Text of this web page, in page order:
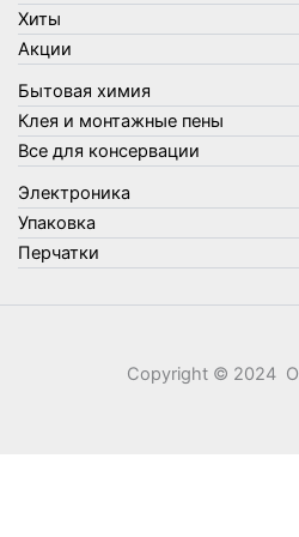
Утеплители и прочее
Фонари, лампы и удлинители
Хозяйственные товары
Швабры, стекломои, черенки
Шнуры, веревки и шпагаты
Электроника
Элементы питания
Хиты
Акции
Бытовая химия
Клея и монтажные пены
Все для консервации
Электроника
Упаковка
Перчатки
Copyright © 2024